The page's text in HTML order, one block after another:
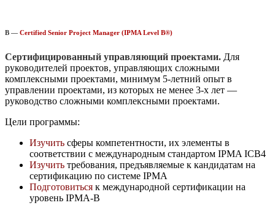
B — Certified Senior Project Manager (IPMA Level B®)
Сертифицированный управляющий проектами. Для
руководителей проектов, управляющих сложными
комплексными проектами, минимум 5-летний опыт в
управлении проектами, из которых не менее 3-х лет —
руководство сложными комплексными проектами.
Цели программы:
Изучить сферы компетентности, их элементы в
соответствии с международным стандартом IPMA ICB4
Изучить требования, предъявляемые к кандидатам на
сертификацию по системе IPMA
Подготовиться к международной сертификации на
уровень IPMA-B